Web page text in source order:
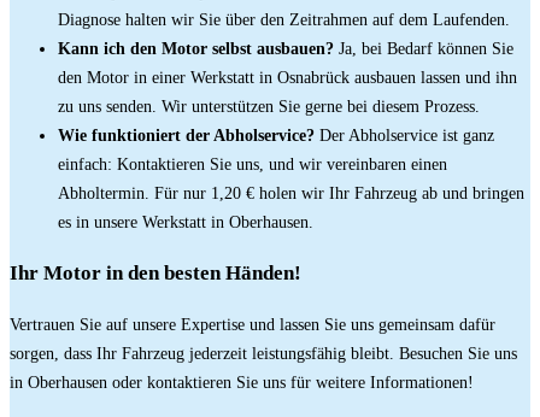
Diagnose halten wir Sie über den Zeitrahmen auf dem Laufenden.
Kann ich den Motor selbst ausbauen? Ja, bei Bedarf können Sie
den Motor in einer Werkstatt in Osnabrück ausbauen lassen und ihn
zu uns senden. Wir unterstützen Sie gerne bei diesem Prozess.
Wie funktioniert der Abholservice? Der Abholservice ist ganz
einfach: Kontaktieren Sie uns, und wir vereinbaren einen
Abholtermin. Für nur 1,20 € holen wir Ihr Fahrzeug ab und bringen
es in unsere Werkstatt in Oberhausen.
Ihr Motor in den besten Händen!
Vertrauen Sie auf unsere Expertise und lassen Sie uns gemeinsam dafür
sorgen, dass Ihr Fahrzeug jederzeit leistungsfähig bleibt. Besuchen Sie uns
in Oberhausen oder kontaktieren Sie uns für weitere Informationen!